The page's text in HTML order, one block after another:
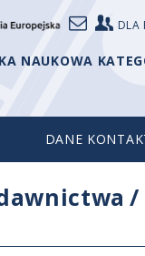
DLA
NAUKOWA
DANE
/